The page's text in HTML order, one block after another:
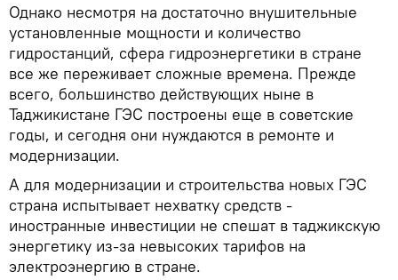
Однако несмотря на достаточно внушительные
установленные мощности и количество
гидростанций, сфера гидроэнергетики в стране
все же переживает сложные времена. Прежде
всего, большинство действующих ныне в
Таджикистане ГЭС построены еще в советские
годы, и сегодня они нуждаются в ремонте и
модернизации.
А для модернизации и строительства новых ГЭС
страна испытывает нехватку средств -
иностранные инвестиции не спешат в таджикскую
энергетику из-за невысоких тарифов на
электроэнергию в стране.